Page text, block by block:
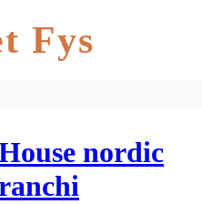
Fys
nordic